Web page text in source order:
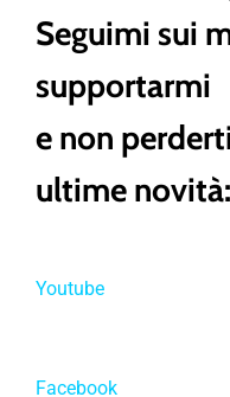
Seguimi sui
supportarmi
e non
ultime novità:
Youtube
Facebook